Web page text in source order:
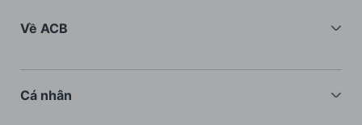
Về ACB
Nhà đầu tư
Cá nhân